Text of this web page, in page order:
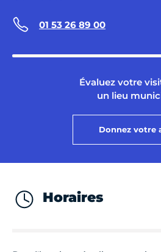
01 53 26 89 00
Évaluez votre
un lieu
Donnez votre
Horaires